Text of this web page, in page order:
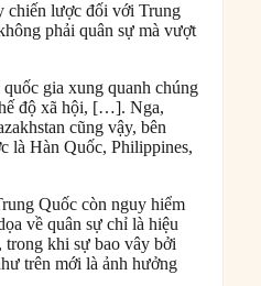
chiến lược đối với Trung
phải quân sự mà vượt
gia xung quanh chúng
độ xã hội, […]. Nga,
cũng vậy, bên
là Hàn Quốc, Philippines,
Quốc còn nguy hiểm
về quân sự chỉ là hiệu
trong khi sự bao vây bởi
trên mới là ảnh hưởng